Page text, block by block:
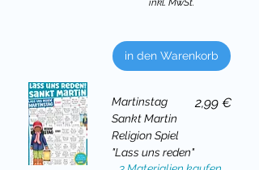
inkl. MwSt.
in den Warenkorb
Martinstag
Sankt Martin
Religion Spiel
"Lass uns reden"
Preis
2,99 €